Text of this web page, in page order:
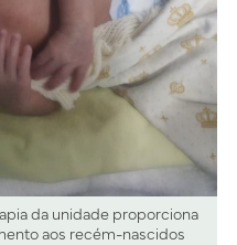
da unidade proporciona
aos recém-nascidos